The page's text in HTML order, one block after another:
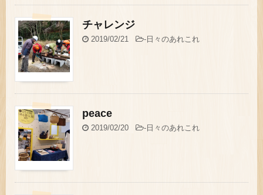
チャレンジ
2019/02/21 - 日々のあれこれ
peace
2019/02/20 - 日々のあれこれ